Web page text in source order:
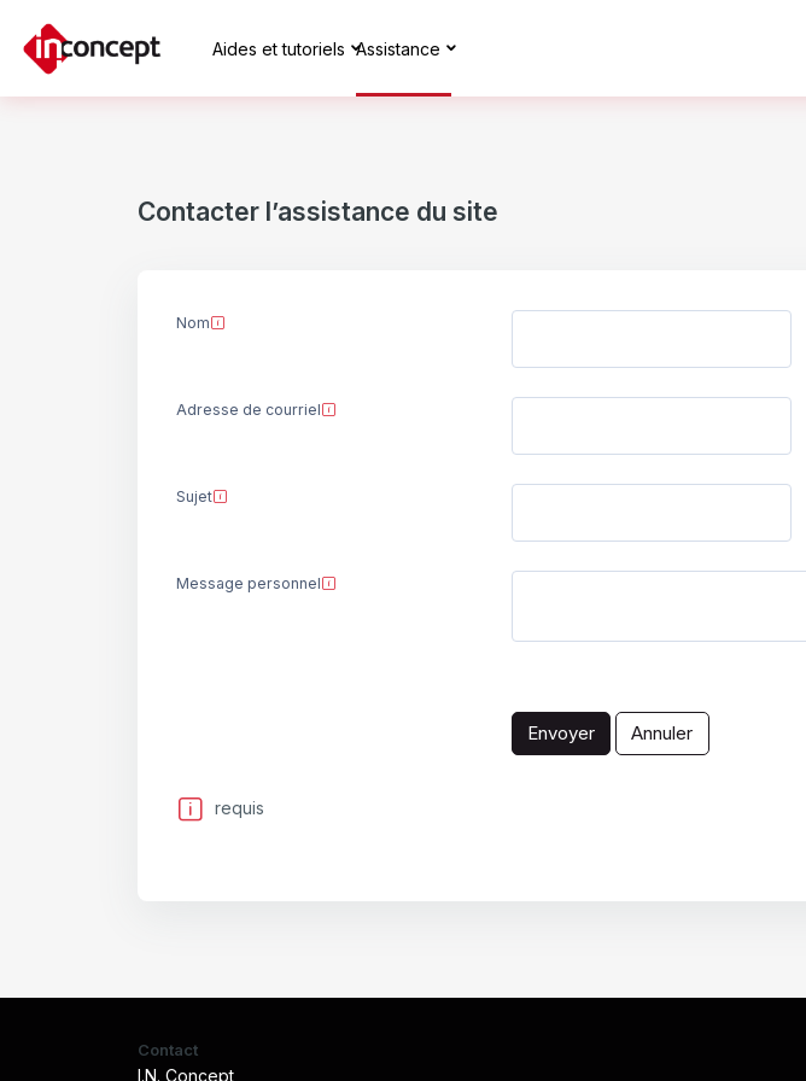
Aides et tutoriels
Assistance
Contacter l’assistance du site
Nom
Adresse de courriel
Sujet
Message personnel
requis
Contact
I.N. Concept